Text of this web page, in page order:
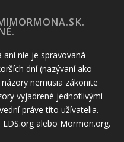
nie je spravovaná
dní (nazývaní ako
nemusia zákonite
vyjadrené jednotlivými
práve títo užívatelia.
alebo Mormon.org.